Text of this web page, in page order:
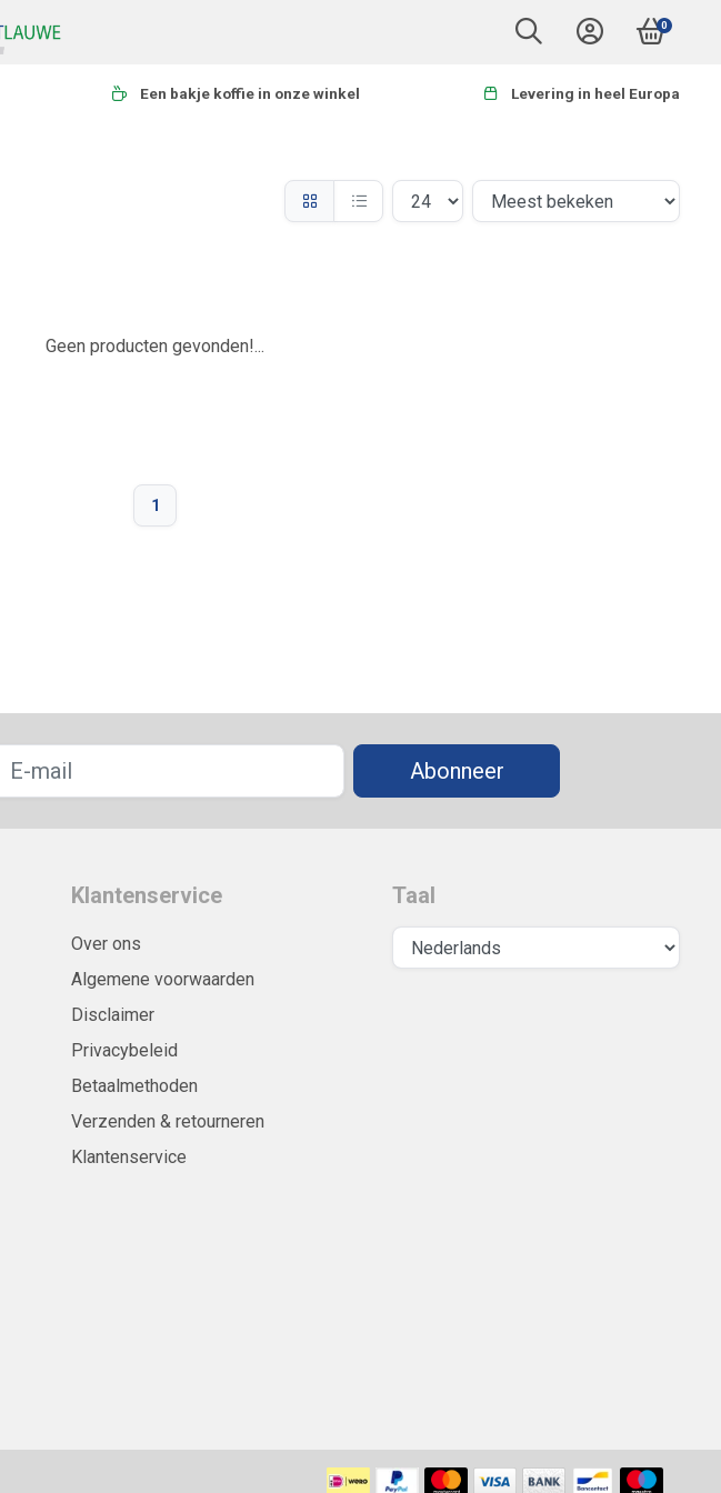
0
Een bakje koffie in onze winkel Levering in heel Europa
Geen producten gevonden!...
1
Abonneer
Klantenservice
Over ons
Algemene voorwaarden
Disclaimer
Privacybeleid
Betaalmethoden
Verzenden & retourneren
Klantenservice
Taal